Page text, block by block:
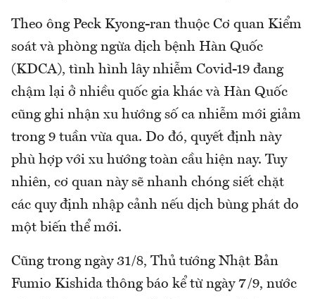
Theo ông Peck Kyong-ran thuộc Cơ quan Kiểm
soát và phòng ngừa dịch bệnh Hàn Quốc
(KDCA), tình hình lây nhiễm Covid-19 đang
chậm lại ở nhiều quốc gia khác và Hàn Quốc
cũng ghi nhận xu hướng số ca nhiễm mới giảm
trong 9 tuần vừa qua. Do đó, quyết định này
phù hợp với xu hướng toàn cầu hiện nay. Tuy
nhiên, cơ quan này sẽ nhanh chóng siết chặt
các quy định nhập cảnh nếu dịch bùng phát do
một biến thể mới.
Cũng trong ngày 31/8, Thủ tướng Nhật Bản
Fumio Kishida thông báo kể từ ngày 7/9, nước